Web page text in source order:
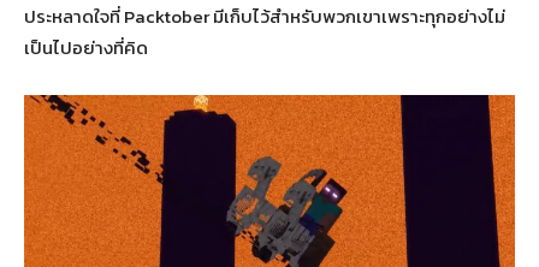
ประหลาดใจที่ Packtober มีเก็บไว้สำหรับพวกเขาเพราะทุกอย่างไม่
เป็นไปอย่างที่คิด